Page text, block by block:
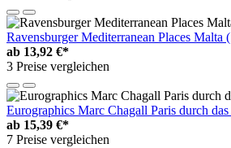
Ravensburger Mediterranean Places Malta
ab 13,92 €*
3 Preise vergleichen
Eurographics Marc Chagall Paris durch
ab 15,39 €*
7 Preise vergleichen